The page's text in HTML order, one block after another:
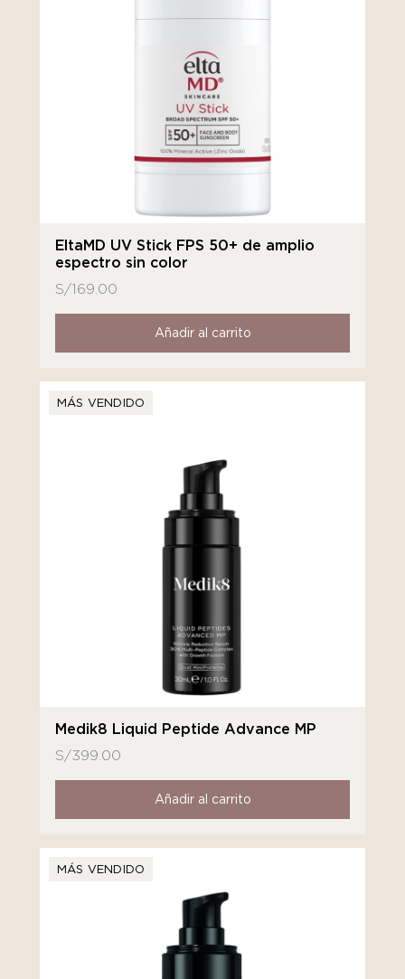
EltaMD UV Stick FPS 50+ de amplio
espectro sin color
S/169.00
Añadir al carrito
MÁS VENDIDO
Medik8 Liquid Peptide Advance MP
S/399.00
Añadir al carrito
MÁS VENDIDO